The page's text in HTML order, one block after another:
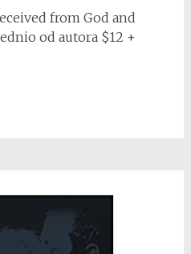
from God and
od autora $12 +